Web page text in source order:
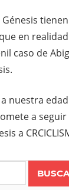
en
caso de
nuestra
a
a